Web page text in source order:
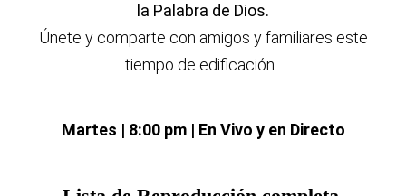
la Palabra de Dios.
Únete y comparte con amigos y familiares este
tiempo de edificación.
Martes | 8:00 pm | En Vivo y en Directo